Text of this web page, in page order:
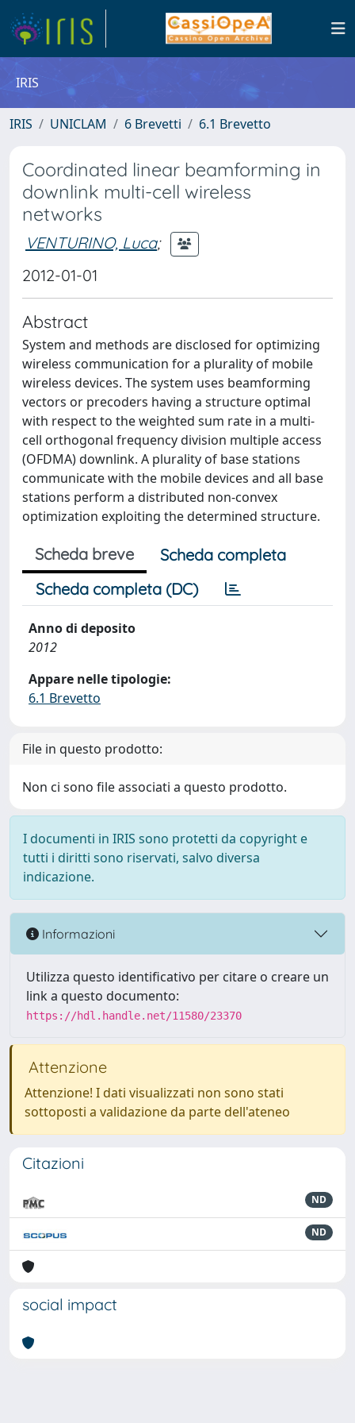
IRIS
IRIS UNICLAM 6 Brevetti 6.1 Brevetto
Coordinated linear beamforming in
downlink multi-cell wireless
networks
VENTURINO, Luca;
2012-01-01
Abstract
System and methods are disclosed for optimizing
wireless communication for a plurality of mobile
wireless devices. The system uses beamforming
vectors or precoders having a structure optimal
with respect to the weighted sum rate in a multi-
cell orthogonal frequency division multiple access
(OFDMA) downlink. A plurality of base stations
communicate with the mobile devices and all base
stations perform a distributed non-convex
optimization exploiting the determined structure.
Scheda breve
Scheda completa
Scheda completa (DC)
Anno di deposito
2012
Appare nelle tipologie:
6.1 Brevetto
File in questo prodotto:
Non ci sono file associati a questo prodotto.
I documenti in IRIS sono protetti da copyright e
tutti i diritti sono riservati, salvo diversa
indicazione.
Informazioni
Utilizza questo identificativo per citare o creare un
link a questo documento:
https://hdl.handle.net/11580/23370
Attenzione
Attenzione! I dati visualizzati non sono stati
sottoposti a validazione da parte dell'ateneo
Citazioni
ND
ND
social impact